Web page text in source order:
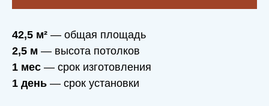
42,5 м² — общая площадь
2,5 м — высота потолков
1 мес — срок изготовления
1 день — срок установки